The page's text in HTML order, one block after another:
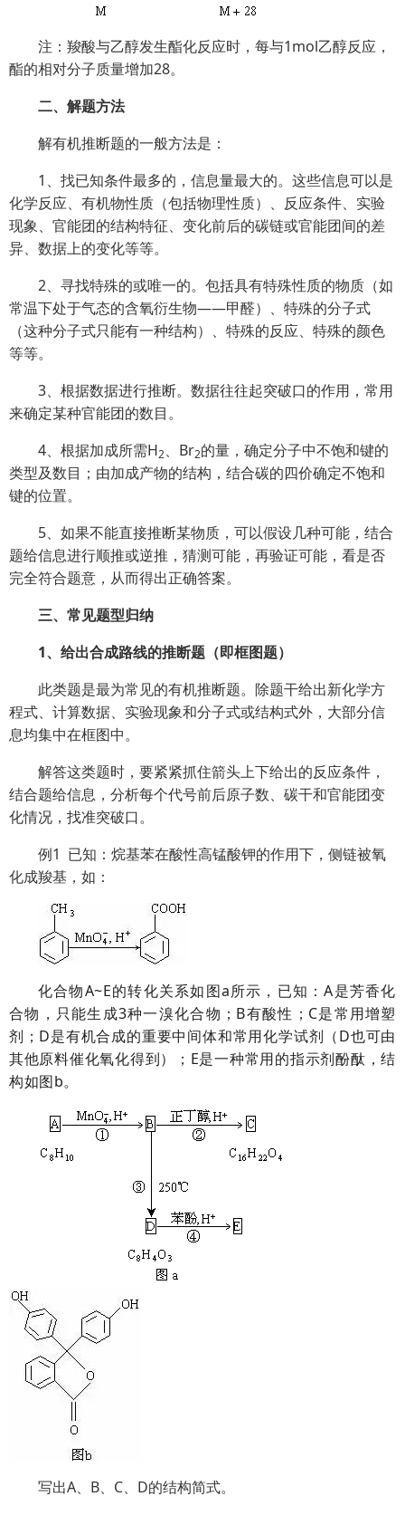
注：羧酸与乙醇发生酯化反应时，每与1mol乙醇反应，
酯的相对分子质量增加28。
二、解题方法
解有机推断题的一般方法是：
1、找已知条件最多的，信息量最大的。这些信息可以是
化学反应、有机物性质（包括物理性质）、反应条件、实验
现象、官能团的结构特征、变化前后的碳链或官能团间的差
异、数据上的变化等等。
2、寻找特殊的或唯一的。包括具有特殊性质的物质（如
常温下处于气态的含氧衍生物——甲醛）、特殊的分子式
（这种分子式只能有一种结构）、特殊的反应、特殊的颜色
等等。
3、根据数据进行推断。数据往往起突破口的作用，常用
来确定某种官能团的数目。
4、根据加成所需H2、Br2的量，确定分子中不饱和键的
类型及数目；由加成产物的结构，结合碳的四价确定不饱和
键的位置。
5、如果不能直接推断某物质，可以假设几种可能，结合
题给信息进行顺推或逆推，猜测可能，再验证可能，看是否
完全符合题意，从而得出正确答案。
三、常见题型归纳
1、给出合成路线的推断题（即框图题）
此类题是最为常见的有机推断题。除题干给出新化学方
程式、计算数据、实验现象和分子式或结构式外，大部分信
息均集中在框图中。
解答这类题时，要紧紧抓住箭头上下给出的反应条件，
结合题给信息，分析每个代号前后原子数、碳干和官能团变
化情况，找准突破口。
例1 已知：烷基苯在酸性高锰酸钾的作用下，侧链被氧
化成羧基，如：
化合物A~E的转化关系如图a所示，已知：A是芳香化
合物，只能生成3种一溴化合物；B有酸性；C是常用增塑
剂；D是有机合成的重要中间体和常用化学试剂（D也可由
其他原料催化氧化得到）；E是一种常用的指示剂酚酞，结
构如图b。
写出A、B、C、D的结构简式。